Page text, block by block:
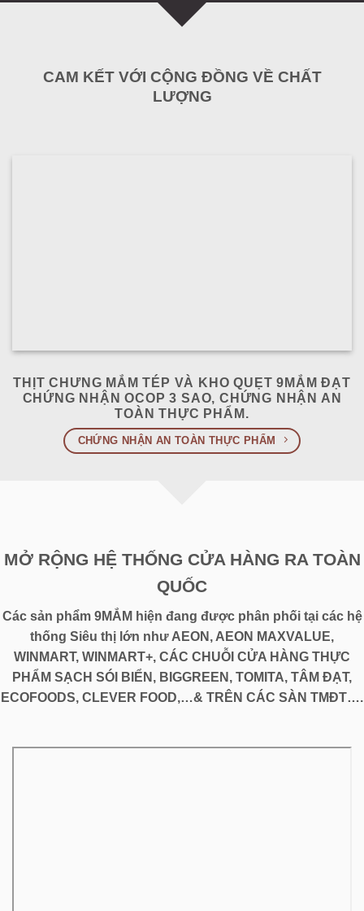
CAM KẾT VỚI CỘNG ĐỒNG VỀ CHẤT
LƯỢNG
THỊT CHƯNG MẮM TÉP VÀ KHO QUẸT 9MẮM ĐẠT
CHỨNG NHẬN OCOP 3 SAO, CHỨNG NHẬN AN
TOÀN THỰC PHẨM.
CHỨNG NHẬN AN TOÀN THỰC PHẨM
MỞ RỘNG HỆ THỐNG CỬA HÀNG RA TOÀN
QUỐC
Các sản phẩm 9MẮM hiện đang được phân phối tại các hệ
thống Siêu thị lớn như AEON, AEON MAXVALUE,
WINMART, WINMART+, CÁC CHUỖI CỬA HÀNG THỰC
PHẨM SẠCH SÓI BIỂN, BIGGREEN, TOMITA, TÂM ĐẠT,
ECOFOODS, CLEVER FOOD,…& TRÊN CÁC SÀN TMĐT….